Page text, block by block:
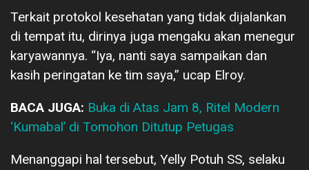
Terkait protokol kesehatan yang tidak dijalankan
di tempat itu, dirinya juga mengaku akan menegur
karyawannya. “Iya, nanti saya sampaikan dan
kasih peringatan ke tim saya,” ucap Elroy.
BACA JUGA: Buka di Atas Jam 8, Ritel Modern
‘Kumabal’ di Tomohon Ditutup Petugas
Menanggapi hal tersebut, Yelly Potuh SS, selaku